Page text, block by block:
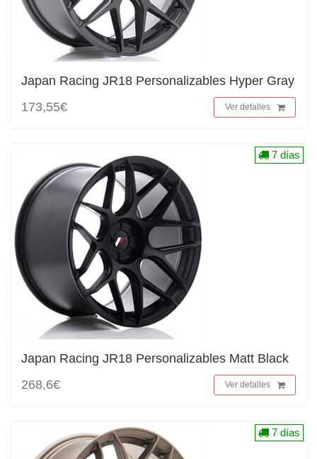
Japan Racing JR18 Personalizables Hyper Gray
173,55€
Ver detalles
Japan Racing JR18 Personalizables Matt Black
268,6€
Ver detalles
7 días
7 días